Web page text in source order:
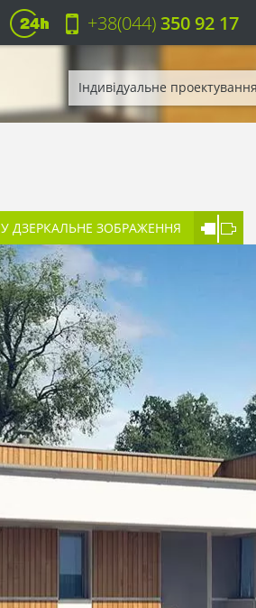
+38(044)350 92 17
Індивідуальне проектування
У ДЗЕРКАЛЬНЕ ЗОБРАЖЕННЯ